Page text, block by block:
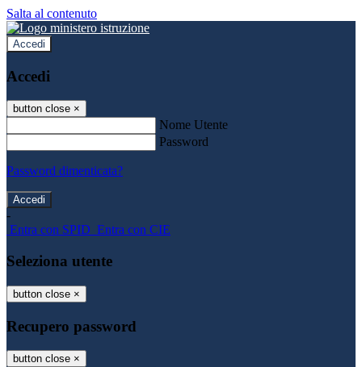
Salta al contenuto
Accedi
Accedi
button close ×
Nome Utente
Password
Password dimenticata?
-
Entra con SPID Entra con CIE
Seleziona utente
button close ×
Recupero password
button close ×